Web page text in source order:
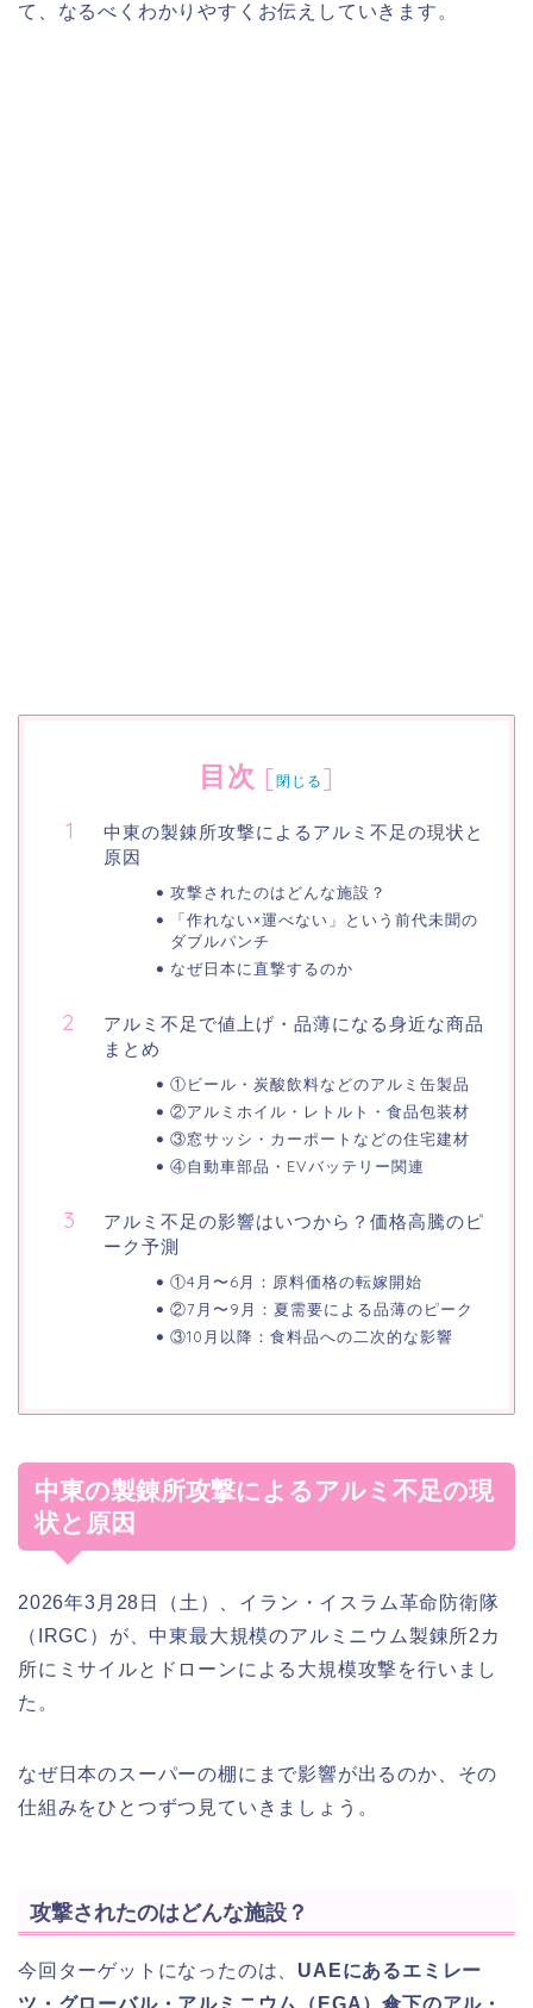
て、なるべくわかりやすくお伝えしていきます。
目次 [閉じる ]
中東の製錬所攻撃によるアルミ不足の現状と
原因
攻撃されたのはどんな施設？
「作れない×運べない」という前代未聞の
ダブルパンチ
なぜ日本に直撃するのか
アルミ不足で値上げ・品薄になる身近な商品
まとめ
①ビール・炭酸飲料などのアルミ缶製品
②アルミホイル・レトルト・食品包装材
③窓サッシ・カーポートなどの住宅建材
④自動車部品・EVバッテリー関連
アルミ不足の影響はいつから？価格高騰のピ
ーク予測
①4月〜6月：原料価格の転嫁開始
②7月〜9月：夏需要による品薄のピーク
③10月以降：食料品への二次的な影響
中東の製錬所攻撃によるアルミ不足の現
状と原因
2026年3月28日（土）、イラン・イスラム革命防衛隊
（IRGC）が、中東最大規模のアルミニウム製錬所2カ
所にミサイルとドローンによる大規模攻撃を行いまし
た。
なぜ日本のスーパーの棚にまで影響が出るのか、その
仕組みをひとつずつ見ていきましょう。
攻撃されたのはどんな施設？
今回ターゲットになったのは、 UAEにあるエミレー
ツ・グローバル・アルミニウム（EGA）傘下のアル・